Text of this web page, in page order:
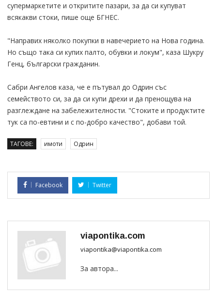
супермаркетите и откритите пазари, за да си купуват
всякакви стоки, пише още БГНЕС.
"Направих няколко покупки в навечерието на Нова година.
Но също така си купих палто, обувки и локум", каза Шукру
Генц, български гражданин.
Сабри Ангелов каза, че е пътувал до Одрин със
семейството си, за да си купи дрехи и да пренощува на
разглеждане на забележителности. "Стоките и продуктите
тук са по-евтини и с по-добро качество", добави той.
ТАГОВЕ: имоти Одрин
Facebook Twitter
viapontika.com
viapontika@viapontika.com
За автора...